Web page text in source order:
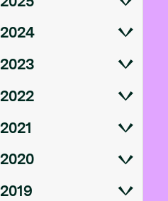
2024
2023
2022
2021
2020
2019